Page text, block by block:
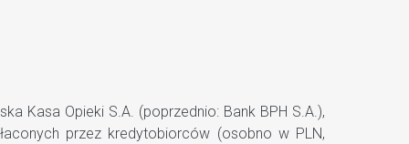
Kasa Opieki S.A. (poprzednio: Bank BPH S.A.),
przez kredytobiorców (osobno w PLN,